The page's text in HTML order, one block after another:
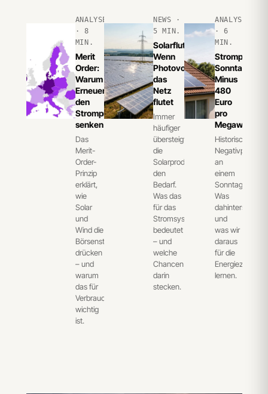
ANALYSE
· 8
MIN.
Merit
Order:
Warum
Erneuerbare
den
Strompreis
senken
Das
Merit-
Order-
Prinzip
erklärt,
wie
Solar
und
Wind die
Börsenstrompreise
drücken
– und
warum
das für
Verbraucher
wichtig
ist.
NEWS ·
5 MIN.
Solarflut:
Wenn
Photovoltaik
das
Netz
flutet
Immer
häufiger
übersteigt
die
Solarproduktion
den
Bedarf.
Was das
für das
Stromsystem
bedeutet
– und
welche
Chancen
darin
stecken.
ANALYSE
· 6
MIN.
Strompreis-
Sonntag:
Minus
480
Euro
pro
Historischer
Negativpreis
an
einem
Sonntagmittag:
Was
dahintersteckt
und
was wir
daraus
für die
Energiezukunft
lernen.